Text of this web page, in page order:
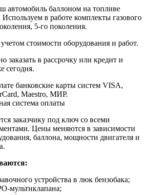
автомобиль баллоном на топливе
в работе комплекты газового
5-го поколения.
стоимости оборудования и работ.
заказать в рассрочку или кредит и
сегодня.
банковские карты систем VISA,
Maestro, МИР.
система оплаты
заказчику под ключ со всеми
Цены меняются в зависимости
баллона, мощности двигателя и
устройства в люк бензобака;
мультиклапана;